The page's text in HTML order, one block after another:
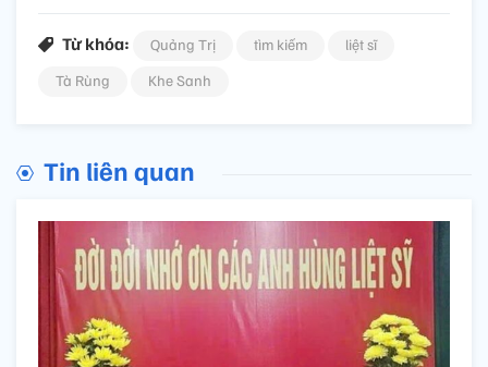
Từ khóa: Quảng Trị tìm kiếm
liệt sĩ
Tà Rùng
Khe Sanh
Tin liên quan